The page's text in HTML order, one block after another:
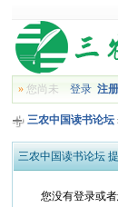
» 您尚未登录 注册
三农中国读书论坛
三农中国读书论坛
您没有登录或